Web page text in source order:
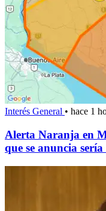
Interés General • hace 1
Alerta Naranja en
que se anuncia